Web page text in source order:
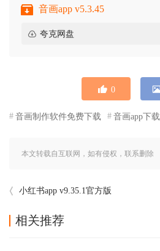
音画app v5.3.45
夸克网盘
0
音画制作软件免费下载 音画app下载
本文转载自互联网，如有侵权，联系删除
小红书app v9.35.1官方版
相关推荐